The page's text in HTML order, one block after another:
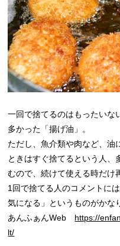
一回で捨てるのはもったいな
多かった「揚げ油」。
ただし、魚介類や肉など、油
ときはすぐ捨てるという人、
むので、続けて使える時だけ
1回で捨てる人のコメントに
気になる」というものがかな
あんふぁんWeb https://
lt/